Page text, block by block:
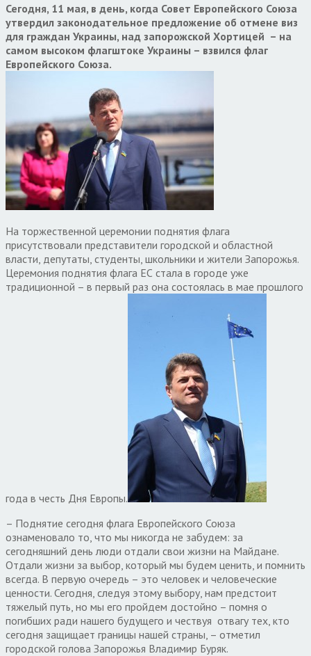
Сегодня, 11 мая, в день, когда Совет Европейского Союза
утвердил законодательное предложение об отмене виз
для граждан Украины, над запорожской Хортицей – на
самом высоком флагштоке Украины – взвился флаг
Европейского Союза.
На торжественной церемонии поднятия флага
присутствовали представители городской и областной
власти, депутаты, студенты, школьники и жители Запорожья.
Церемония поднятия флага ЕС стала в городе уже
традиционной – в первый раз она состоялась в мае прошлого
года в честь Дня Европы.
– Поднятие сегодня флага Европейского Союза
ознаменовало то, что мы никогда не забудем: за
сегодняшний день люди отдали свои жизни на Майдане.
Отдали жизни за выбор, который мы будем ценить, и помнить
всегда. В первую очередь – это человек и человеческие
ценности. Сегодня, следуя этому выбору, нам предстоит
тяжелый путь, но мы его пройдем достойно – помня о
погибших ради нашего будущего и чествуя отвагу тех, кто
сегодня защищает границы нашей страны, – отметил
городской голова Запорожья Владимир Буряк.